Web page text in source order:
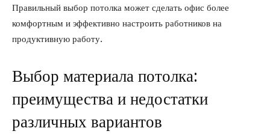
Правильный выбор потолка может сделать офис более
комфортным и эффективно настроить работников на
продуктивную работу.
Выбор материала потолка:
преимущества и недостатки
различных вариантов